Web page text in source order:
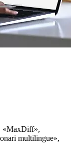
«MaxDiff»,
multilingue»,